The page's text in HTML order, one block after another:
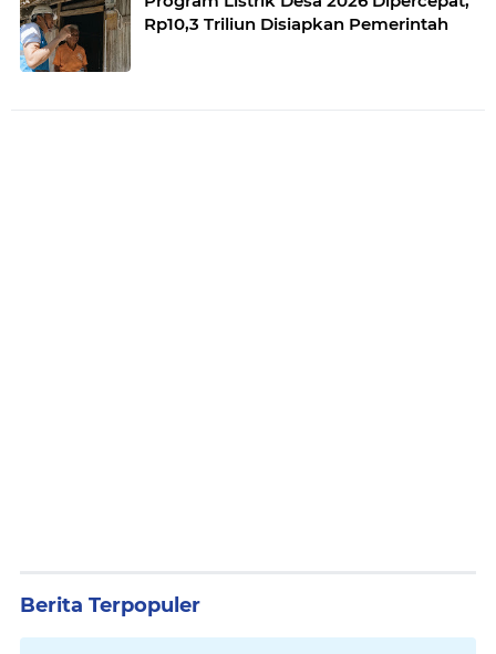
Rp10,3 Triliun Disiapkan Pemerintah
Berita Terpopuler